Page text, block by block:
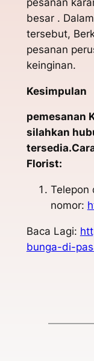
besar .
tersebut,
pesanan
keinginan.
Kesimpulan
pemesanan
silahkan
Florist:
Telepon
nomor:
Baca Lagi:
bunga-di-